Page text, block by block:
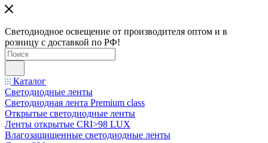
Светодиодное освещение от производителя оптом и в
розницу с доставкой по РФ!
Каталог
Светодиодные ленты
Светодиодная лента Premium class
Открытые светодиодные ленты
Ленты открытые CRI>98 LUX
Влагозащищенные светодиодные ленты